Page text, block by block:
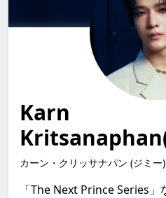
Karn
カーン・クリッサナパン (ジミー)
「The Next Prince Series